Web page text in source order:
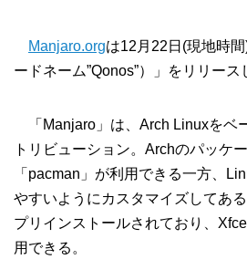
Manjaro.orgは12月22日(現地時
ードネーム”Qonos”）」をリリース
「Manjaro」は、Arch Linuxをベ
トリビューション。Archのパッケ
「pacman」が利用できる一方、
やすいようにカスタマイズしてあ
プリインストールされており、
用できる。